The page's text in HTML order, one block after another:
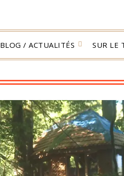
BLOG / ACTUALITÉS SUR LE